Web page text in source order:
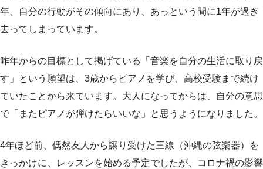
年、自分の行動がその傾向にあり、あっという間に1年が過ぎ
去ってしまっています。
昨年からの目標として掲げている「音楽を自分の生活に取り戻
す」という願望は、3歳からピアノを学び、高校受験まで続け
ていたことから来ています。大人になってからは、自分の意思
で「またピアノが弾けたらいいな」と思うようになりました。
4年ほど前、偶然友人から譲り受けた三線（沖縄の弦楽器）を
きっかけに、レッスンを始める予定でしたが、コロナ禍の影響